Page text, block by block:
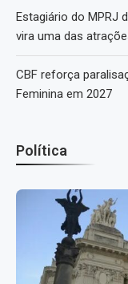
Estagiário do MPRJ
vira uma das
CBF reforça
Feminina em 2027
Política